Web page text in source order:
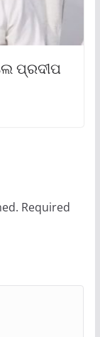
ପ୍ରଦୀପ
Required